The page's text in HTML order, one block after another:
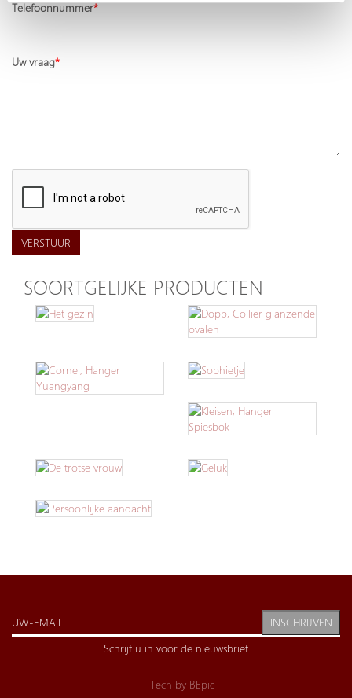
Telefoonnummer
Uw vraag
VERSTUUR
SOORTGELIJKE PRODUCTEN
INSCHRIJVEN
Schrijf u in voor de nieuwsbrief
Tech by BEpic